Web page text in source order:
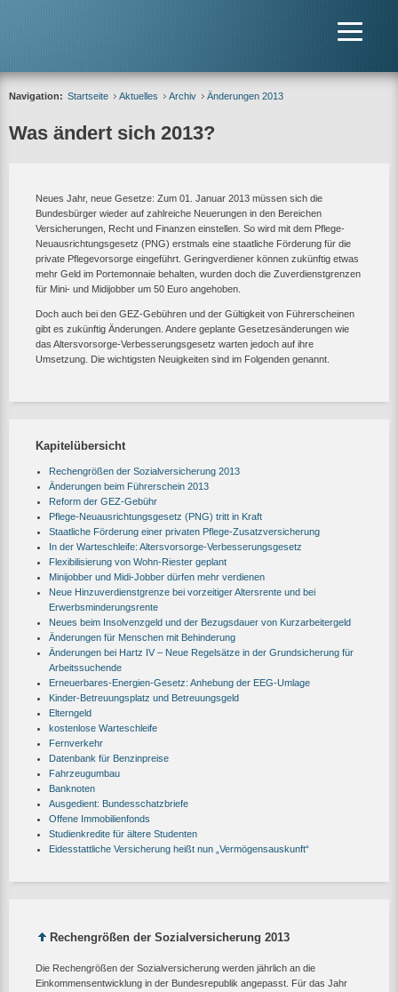
Navigation: Startseite Aktuelles Archiv Änderungen 2013
Was ändert sich 2013?
Neues Jahr, neue Gesetze: Zum 01. Januar 2013 müssen sich die
Bundesbürger wieder auf zahlreiche Neuerungen in den Bereichen
Versicherungen, Recht und Finanzen einstellen. So wird mit dem Pflege-
Neuausrichtungsgesetz (PNG) erstmals eine staatliche Förderung für die
private Pflegevorsorge eingeführt. Geringverdiener können zukünftig etwas
mehr Geld im Portemonnaie behalten, wurden doch die Zuverdienstgrenzen
für Mini- und Midijobber um 50 Euro angehoben.
Doch auch bei den GEZ-Gebühren und der Gültigkeit von Führerscheinen
gibt es zukünftig Änderungen. Andere geplante Gesetzesänderungen wie
das Altersvorsorge-Verbesserungsgesetz warten jedoch auf ihre
Umsetzung. Die wichtigsten Neuigkeiten sind im Folgenden genannt.
Kapitelübersicht
Rechengrößen der Sozialversicherung 2013
Änderungen beim Führerschein 2013
Reform der GEZ-Gebühr
Pflege-Neuausrichtungsgesetz (PNG) tritt in Kraft
Staatliche Förderung einer privaten Pflege-Zusatzversicherung
In der Warteschleife: Altersvorsorge-Verbesserungsgesetz
Flexibilisierung von Wohn-Riester geplant
Minijobber und Midi-Jobber dürfen mehr verdienen
Neue Hinzuverdienstgrenze bei vorzeitiger Altersrente und bei
Erwerbsminderungsrente
Neues beim Insolvenzgeld und der Bezugsdauer von Kurzarbeitergeld
Änderungen für Menschen mit Behinderung
Änderungen bei Hartz IV – Neue Regelsätze in der Grundsicherung für
Arbeitssuchende
Erneuerbares-Energien-Gesetz: Anhebung der EEG-Umlage
Kinder-Betreuungsplatz und Betreuungsgeld
Elterngeld
kostenlose Warteschleife
Fernverkehr
Datenbank für Benzinpreise
Fahrzeugumbau
Banknoten
Ausgedient: Bundesschatzbriefe
Offene Immobilienfonds
Studienkredite für ältere Studenten
Eidesstattliche Versicherung heißt nun „Vermögensauskunft“
Rechengrößen der Sozialversicherung 2013
Die Rechengrößen der Sozialversicherung werden jährlich an die
Einkommensentwicklung in der Bundesrepublik angepasst. Für das Jahr